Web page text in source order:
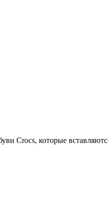
Crocs, которые